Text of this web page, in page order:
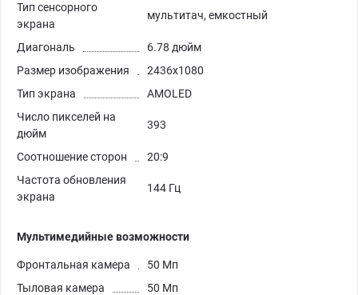
Тип сенсорного
экрана
мультитач, емкостный
Диагональ
6.78 дюйм
Размер изображения
2436x1080
Тип экрана
AMOLED
Число пикселей на
дюйм
393
Соотношение сторон
20:9
Частота обновления
экрана
144 Гц
Мультимедийные возможности
Фронтальная камера
50 Мп
Тыловая камера
50 Мп